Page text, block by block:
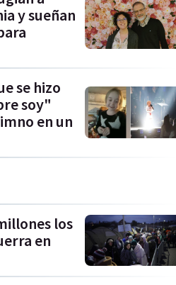
y sueñan
se hizo
soy"
en un
los
en